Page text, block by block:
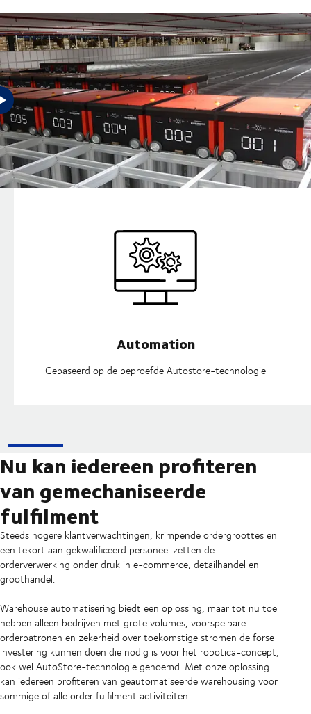
Hoe uw bedrijf profiteert
Automation
Gebaseerd op de beproefde Autostore-technologie
Nu kan iedereen profiteren
van gemechaniseerde
fulfilment
Steeds hogere klantverwachtingen, krimpende ordergroottes en
een tekort aan gekwalificeerd personeel zetten de
orderverwerking onder druk in e-commerce, detailhandel en
groothandel.
Warehouse automatisering biedt een oplossing, maar tot nu toe
hebben alleen bedrijven met grote volumes, voorspelbare
orderpatronen en zekerheid over toekomstige stromen de forse
investering kunnen doen die nodig is voor het robotica-concept,
ook wel AutoStore-technologie genoemd. Met onze oplossing
kan iedereen profiteren van geautomatiseerde warehousing voor
sommige of alle order fulfilment activiteiten.